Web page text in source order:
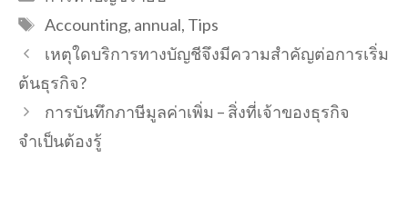
Tags
Accounting, annual, Tips
เหตุใดบริการทางบัญชีจึงมีความสำคัญต่อการเริ่ม
ต้นธุรกิจ?
การบันทึกภาษีมูลค่าเพิ่ม – สิ่งที่เจ้าของธุรกิจ
จำเป็นต้องรู้